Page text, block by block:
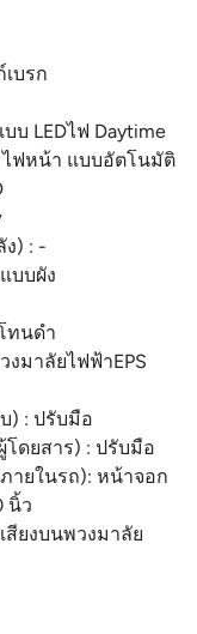
บรก
บ LEDไฟ Daytime
ไฟหน้า แบบอัตโนมัติ
ง) : -
บบผัง
ทนดำ
งมาลัยไฟฟ้าEPS
) : ปรับมือ
โดยสาร) : ปรับมือ
ายในรถ): หน้าจอก
นิ้ว
สียงบนพวงมาลัย